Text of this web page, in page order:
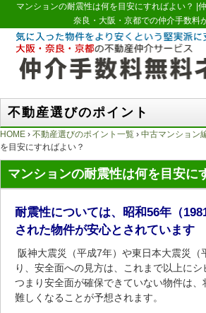
マンションの耐震性は何を目安にすればよい？ |
奈良・大阪・京都での仲介手数料
不動産選びのポイント
HOME › 不動産選びのポイント一覧 › 中古マンション
を目安にすればよい？
マンションの耐震性は何を目安に
耐震性については、昭和56年（
された物件が安心とされています
阪神大震災（平成7年）や東日本大震災（
り、安全面への見方は、これまで以上にシ
つまり安全面が確保できていない物件は、
難しくなることが予想されます。